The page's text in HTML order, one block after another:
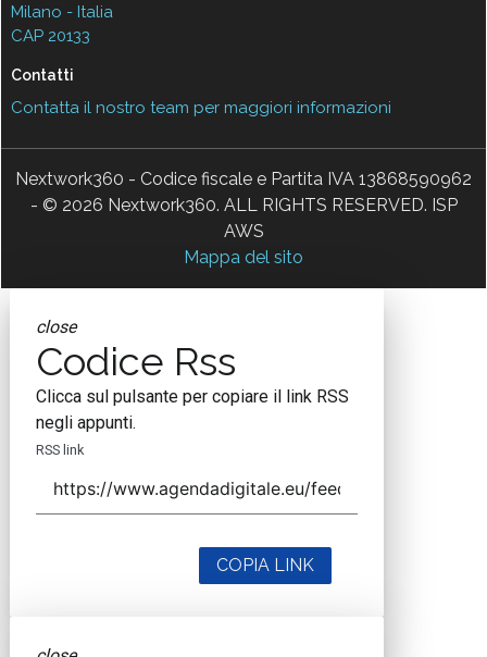
Milano - Italia
CAP 20133
Contatti
Contatta il nostro team per maggiori informazioni
Nextwork360 - Codice fiscale e Partita IVA 13868590962
- © 2026 Nextwork360. ALL RIGHTS RESERVED. ISP
AWS
Mappa del sito
close
Codice Rss
Clicca sul pulsante per copiare il link RSS
negli appunti.
RSS link
COPIA LINK